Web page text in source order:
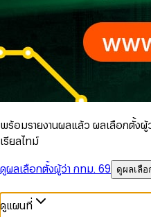
พร้อมรายงานผลแล้ว ผลเลือกตั้งผู้
เรียลไทม์
ดูผลเลือกตั้งผู้ว่า กทม. 69
ดูผลเลื
ดูแผนที่